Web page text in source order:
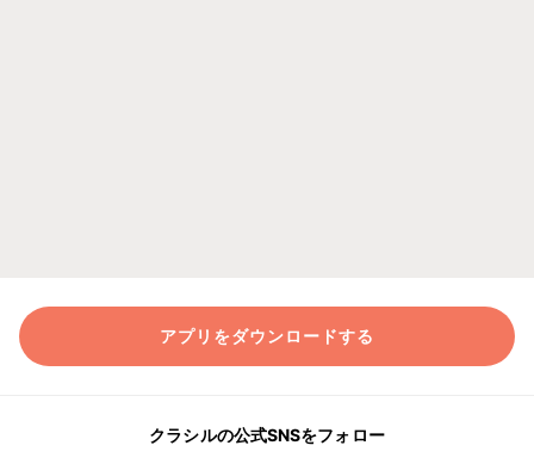
アプリをダウンロードする
クラシルの公式SNSをフォロー